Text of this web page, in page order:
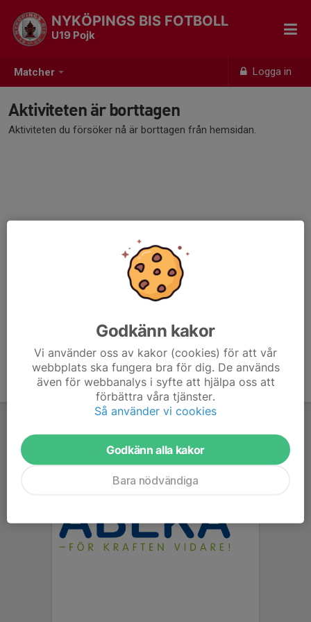
Matcher Logga in
NYKÖPINGS BIS FOTBOLL
U19 Pojk
Aktiviteten är borttagen
Aktiviteten du försöker nå är borttagen från hemsidan.
Godkänn kakor
Vi använder oss av kakor (cookies) för att vår
webbplats ska fungera bra för dig. De används
även för webbanalys i syfte att hjälpa oss att
förbättra våra tjänster.
Så använder vi cookies
Godkänn alla kakor
Bara nödvändiga